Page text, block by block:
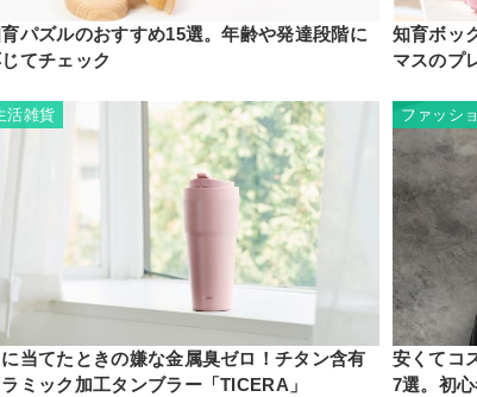
パズルのおすすめ15選。年齢や発達段階に
てチェック
知育ボッ
マスのプ
活雑貨
当てたときの嫌な金属臭ゼロ！チタン含有
ミック加工タンブラー「TICERA」
ファッシ
安くてコ
7選。初